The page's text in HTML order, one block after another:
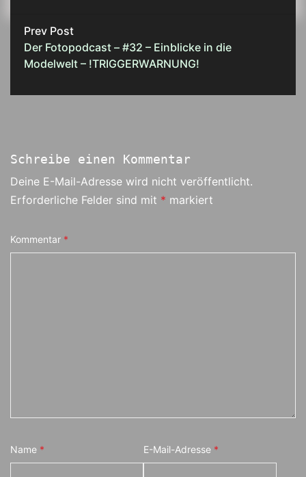
Prev Post
Der Fotopodcast – #32 – Einblicke in die
Modelwelt – !TRIGGERWARNUNG!
Schreibe einen Kommentar
Deine E-Mail-Adresse wird nicht veröffentlicht.
Erforderliche Felder sind mit * markiert
Kommentar *
Name * E-Mail-Adresse *